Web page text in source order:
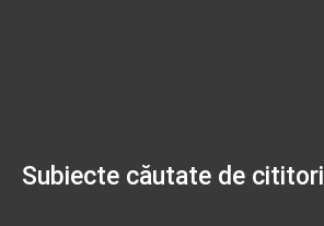
Subiecte căutate de cititori